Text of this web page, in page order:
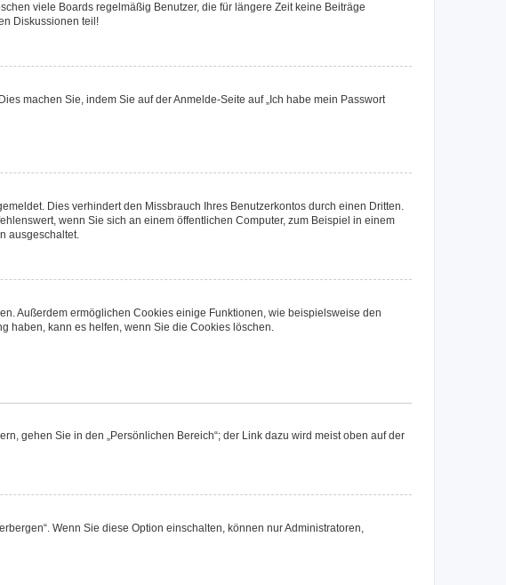
viele Boards regelmäßig Benutzer, die für längere Zeit keine Beiträge
Diskussionen teil!
machen Sie, indem Sie auf der Anmelde-Seite auf „Ich habe mein Passwort
Dies verhindert den Missbrauch Ihres Benutzerkontos durch einen Dritten.
wenn Sie sich an einem öffentlichen Computer, zum Beispiel in einem
ausgeschaltet.
Außerdem ermöglichen Cookies einige Funktionen, wie beispielsweise den
haben, kann es helfen, wenn Sie die Cookies löschen.
gehen Sie in den „Persönlichen Bereich“; der Link dazu wird meist oben auf der
Wenn Sie diese Option einschalten, können nur Administratoren,